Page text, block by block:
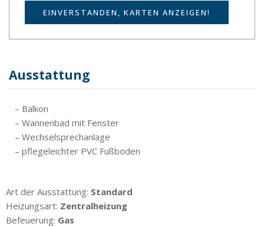
EINVERSTANDEN, KARTEN ANZEIGEN!
Ausstattung
– Balkon
– Wannenbad mit Fenster
– Wechselsprechanlage
– pflegeleichter PVC Fußboden
Art der Ausstattung: Standard
Heizungsart: Zentralheizung
Befeuerung: Gas